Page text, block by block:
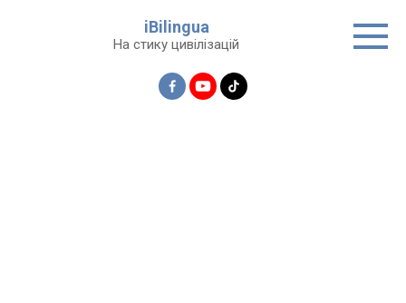
iBilingua
На стику цивілізацій